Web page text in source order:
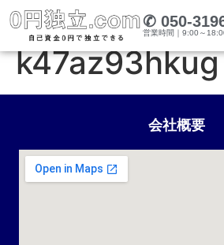
✆ 050-
営業時間｜9:00～
投稿者:xn--
k47az93hkug
会社概要